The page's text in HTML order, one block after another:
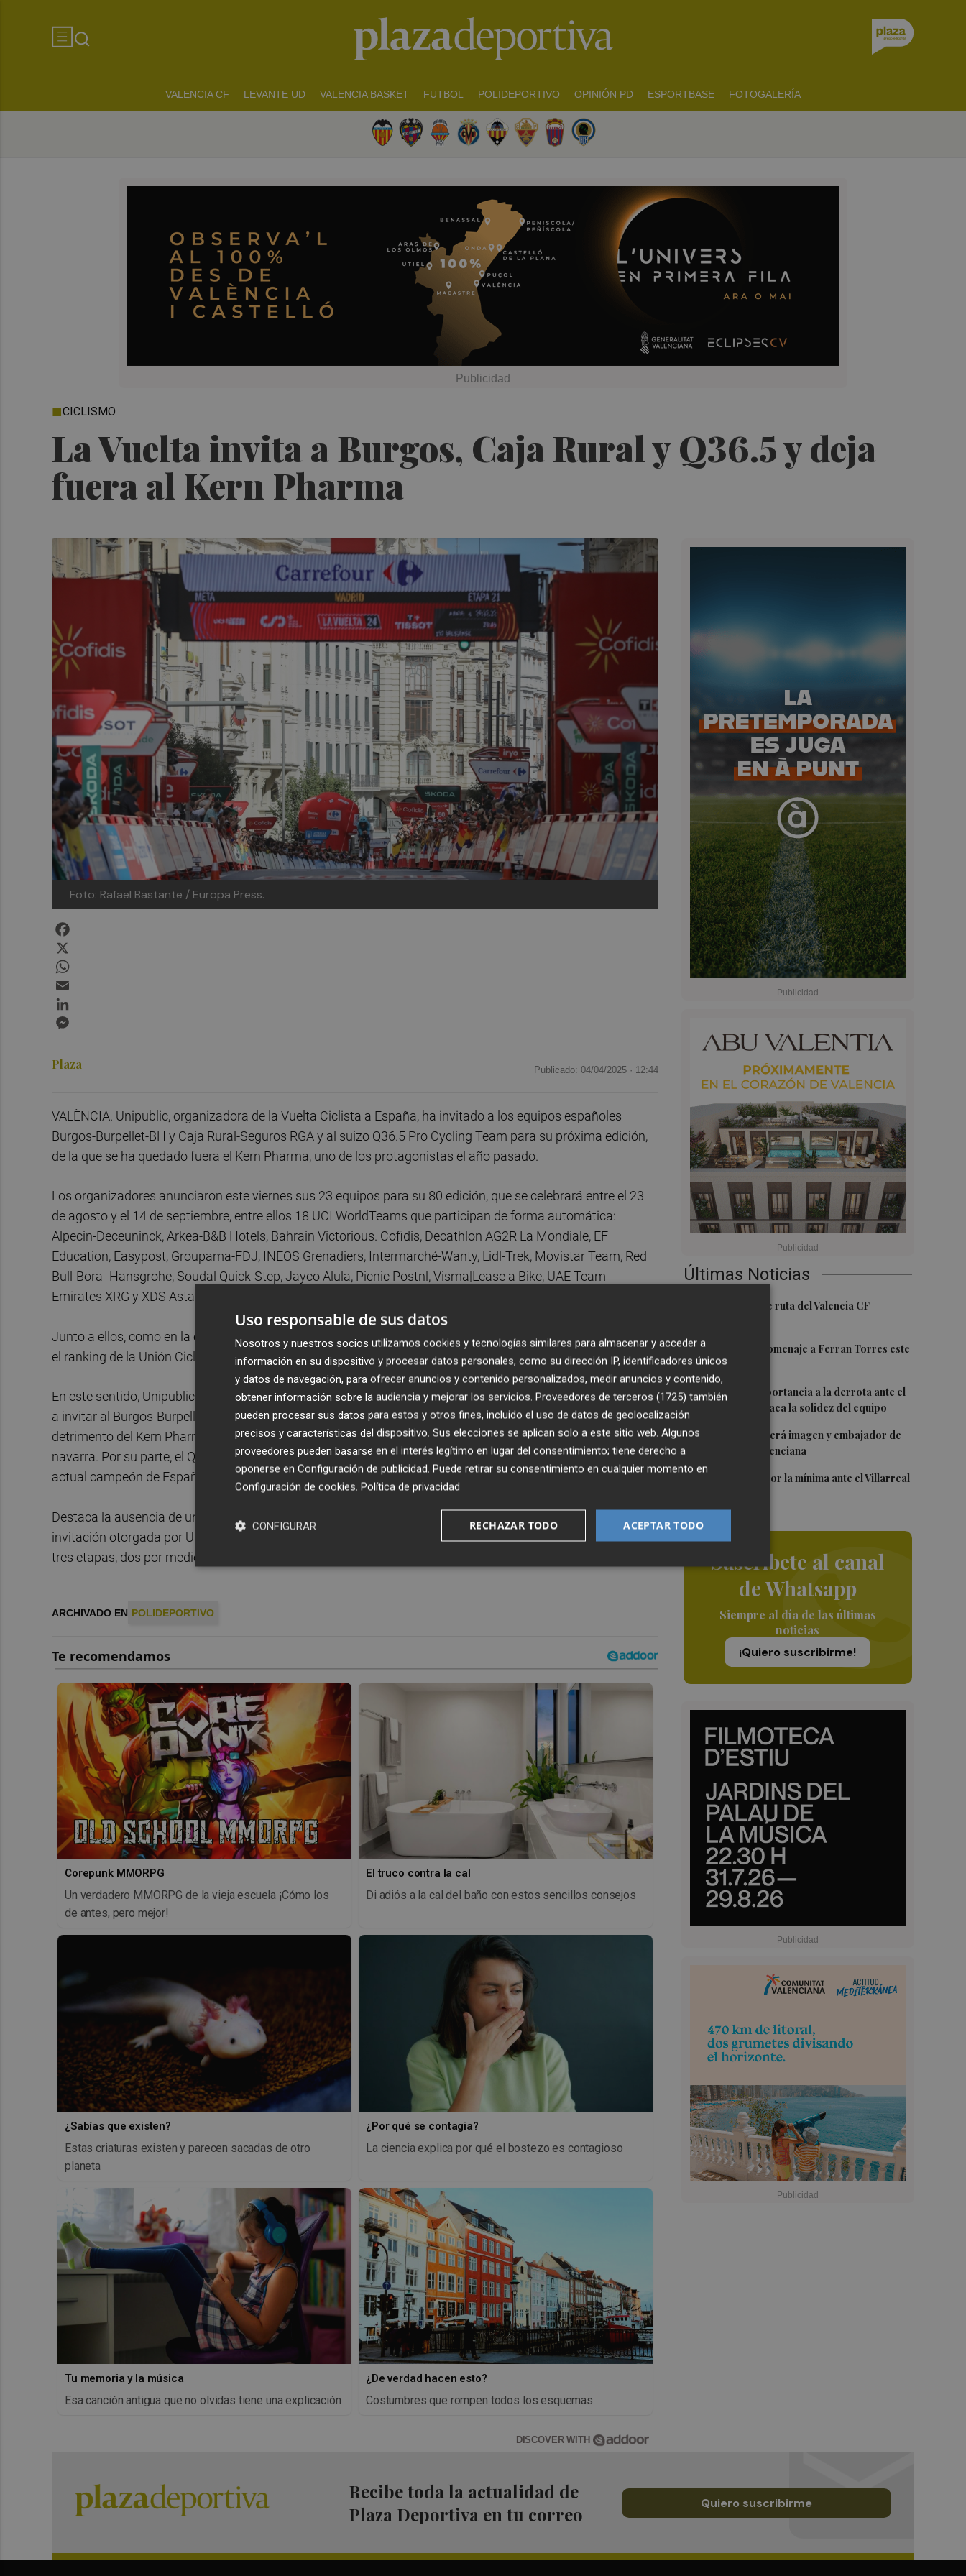
VALENCIA CF LEVANTE UD VALENCIA BASKET FUTBOL POLIDEPORTIVO OPINIÓN PD ESPORTBASE FOTOGALERÍA
La Vuelta invita a Burgos, Caja Rural y Q36.5 y deja
fuera al Kern Pharma
CICLISMO
Foto: Rafael Bastante / Europa Press.
Últimas Noticias
La nueva hoja de ruta del Valencia CF
2Foios rendirá homenaje a Ferran Torres este
viernes
3Sotelo resta importancia a la derrota ante el
Villarreal y destaca la solidez del equipo
4Ferran Torres será imagen y embajador de
la Comunitat Valenciana
5 El Levante cae por la mínima ante el Villarreal
Suscríbete al canal
de Whatsapp
Siempre al día de las últimas
noticias
¡Quiero suscribirme!
Plaza Publicado: 04/04/2025 · 12:44
VALÈNCIA. Unipublic, organizadora de la Vuelta Ciclista a España, ha invitado a los equipos españoles
Burgos-Burpellet-BH y Caja Rural-Seguros RGA y al suizo Q36.5 Pro Cycling Team para su próxima edición,
de la que se ha quedado fuera el Kern Pharma, uno de los protagonistas el año pasado.
Los organizadores anunciaron este viernes sus 23 equipos para su 80 edición, que se celebrará entre el 23
de agosto y el 14 de septiembre, entre ellos 18 UCI WorldTeams que participan de forma automática:
Alpecin-Deceuninck, Arkea-B&B Hotels, Bahrain Victorious. Cofidis, Decathlon AG2R La Mondiale, EF
Education, Easypost, Groupama-FDJ, INEOS Grenadiers, Intermarché-Wanty, Lidl-Trek, Movistar Team, Red
Bull-Bora- Hansgrohe, Soudal Quick-Step, Jayco Alula, Picnic Postnl, Visma|Lease a Bike, UAE Team
Emirates XRG y XDS Astana.
Junto a ellos, como en la edición de 2024, el Lotto y el Israel-Premier Tech, los dos mejores UCI ProTeams en
el ranking de la Unión Ciclista Internacional (UCI) de 2024, y los tres equipos invitados mencionados.
En este sentido, Unipublic ha mantenido la especie de rotación que lleva haciendo los últimos años y vuelve
a invitar al Burgos-Burpellet-BH y el Caja Rural-Seguros RGA, que se quedaron fuera el año pasado en
detrimento del Kern Pharma y el Euskaltel-Euskadi, invitados en 2024 a costa de la formación burgalesa y la
navarra. Por su parte, el Q36.5 cuenta en sus filas con el británico Tom Pidcock y el español David de la Cruz,
actual campeón de España de contrarreloj.
Destaca la ausencia de un Kern Pharma que el año pasado aprovechó del mejor modo posible esta
invitación otorgada por Unipublic ya que fue uno de los equipos protagonistas consiguiendo la victoria en
tres etapas, dos por medio de Pablo Castrillo y la otra de Urko Berrade.
ARCHIVADO EN POLIDEPORTIVO
Corepunk MMORPG
Un verdadero MMORPG de la vieja escuela ¡Cómo los
de antes, pero mejor!
El truco contra la cal
Di adiós a la cal del baño con estos sencillos consejos
¿Sabías que existen?
Estas criaturas existen y parecen sacadas de otro
planeta
¿Por qué se contagia?
La ciencia explica por qué el bostezo es contagioso
Tu memoria y la música
Esa canción antigua que no olvidas tiene una explicación
¿De verdad hacen esto?
Costumbres que rompen todos los esquemas
DISCOVER WITH
Recibe toda la actualidad de
Plaza Deportiva en tu correo
Quiero suscribirme
Uso responsable de sus datos
Nosotros y nuestros socios utilizamos cookies y tecnologías similares para almacenar y acceder a
información en su dispositivo y procesar datos personales, como su dirección IP, identificadores únicos
y datos de navegación, para ofrecer anuncios y contenido personalizados, medir anuncios y contenido,
obtener información sobre la audiencia y mejorar los servicios. Proveedores de terceros (1725) también
pueden procesar sus datos para estos y otros fines, incluido el uso de datos de geolocalización
precisos y características del dispositivo. Sus elecciones se aplican solo a este sitio web. Algunos
proveedores pueden basarse en el interés legítimo en lugar del consentimiento; tiene derecho a
oponerse en Configuración de publicidad. Puede retirar su consentimiento en cualquier momento en
Configuración de cookies. Política de privacidad
ACEPTAR TODO
RECHAZAR TODO
CONFIGURAR